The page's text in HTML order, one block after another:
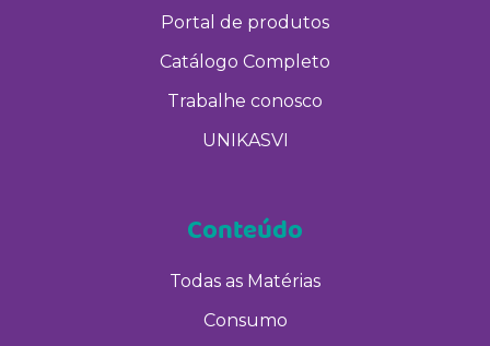
Portal de produtos
Catálogo Completo
Trabalhe conosco
UNIKASVI
Conteúdo
Todas as Matérias
Consumo